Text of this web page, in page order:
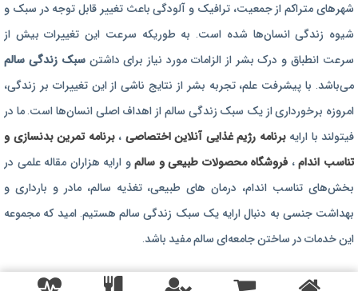
برنامه رژیم درمانی
برنامه تمرین بدنسازی
برنامه تمرینی
محصولات طبیعی و سالم
شهرهای متراکم از جمعیت، ترافیک و آلودگی باعث تغییر قابل توجه در سبک و
شیوه زندگی انسان‌ها شده است. به طوریکه سرعت این تغییرات بیش از
سرعت انطباق و درک بشر از الزامات مورد نیاز برای داشتنسبک زندگی سالم
می‌باشد. با پیشرفت علم، تجربه بشر از نتایج ناشی از این تغییرات بر زندگی،
امروزه برخورداری از یک سبک زندگی سالم از اهداف اصلی انسان‌ها است. ما در
فیتولند با ارایهبرنامه رژیم غذایی آنلاین اختصاصی ،برنامه تمرین بدنسازی و
تناسب اندام، فروشگاه محصولات طبیعی و سالمو ارایه هزاران مقاله علمی در
بخش‌های تناسب اندام، درمان های طبیعی، تغذیه سالم، مادر و بارداری و
بهداشت جنسی به دنبال ارایه یک سبک زندگی سالم هستیم. امید که مجموعه
این خدمات در ساختن جامعه‌ای سالم مفید باشد.